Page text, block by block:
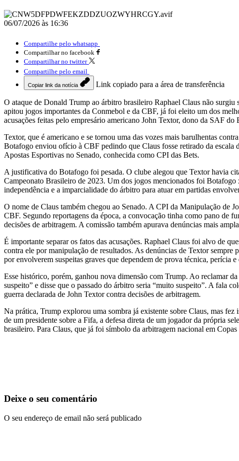
06/07/2026 às 16:36
Compartilhe pelo whatsapp
Compartilhar no facebook
Compartilhar no twitter
Compartilhe pelo email
Copiar link da notícia Link copiado para a área de transferência
O ataque de Donald Trump ao árbitro brasileiro Raphael Claus não
apitou jogos importantes da Conmebol e da CBF, já foi eleito um dos
acusações feitas pelo empresário americano John Textor, dono da SAF do
Textor, que é americano e se tornou uma das vozes mais barulhentas
Botafogo enviou ofício à CBF pedindo que Claus fosse retirado da escala
Apostas Esportivas no Senado, conhecida como CPI das Bets.
A justificativa do Botafogo foi pesada. O clube alegou que Textor havia
Campeonato Brasileiro de 2023. Um dos jogos mencionados foi
independência e a imparcialidade do árbitro para atuar em partidas
O nome de Claus também chegou ao Senado. A CPI da Manipulação de
CBF. Segundo reportagens da época, a convocação tinha como pano de
decisões de arbitragem. A comissão também apurava denúncias mais
É importante separar os fatos das acusações. Raphael Claus foi alvo de
contra ele por manipulação de resultados. As denúncias de Textor
por envolverem suspeitas graves que dependem de prova técnica, perícia
Esse histórico, porém, ganhou nova dimensão com Trump. Ao reclamar
suspeito” e disse que o passado do árbitro seria “muito suspeito”. A fala
guerra declarada de John Textor contra decisões de arbitragem.
Na prática, Trump explorou uma sombra já existente sobre Claus, mas
de um presidente sobre a Fifa, a defesa direta de um jogador da própria
brasileiro. Para Claus, que já foi símbolo da arbitragem nacional em
Deixe o seu comentário
O seu endereço de email não será publicado